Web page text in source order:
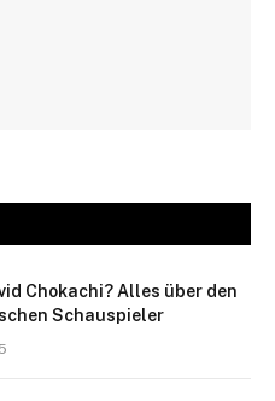
Chokachi? Alles über den
Schauspieler